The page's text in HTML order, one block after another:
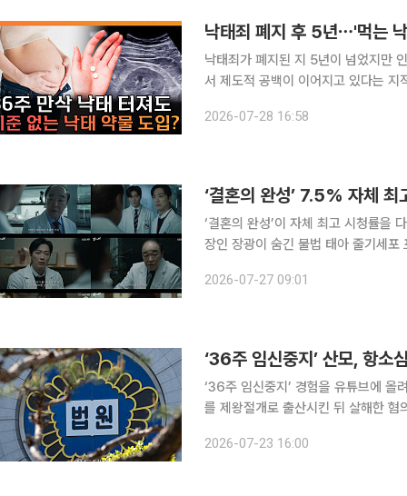
낙태죄 폐지 후 5년⋯'먹는
낙태죄가 폐지된 지 5년이 넘었지만
서 제도적 공백이 이어지고 있다는 지적이 나왔다. 본지 김지영 기자와 손
2026-07-28 16:58
‘결혼의 완성’ 7.5% 자체
‘결혼의 완성’이 자체 최고 시청률을
장인 장광이 숨긴 불법 태아 줄기세포
즈 ‘결혼의 완성’ 8회는 전국 가구 시
2026-07-27 09:01
‘36주 임신중지’ 산모, 항
‘36주 임신중지’ 경험을 유튜브에 올
를 제왕절개로 출산시킨 뒤 살해한
모 씨와 집도의 심모 씨, 산모 권모 씨
2026-07-23 16:00